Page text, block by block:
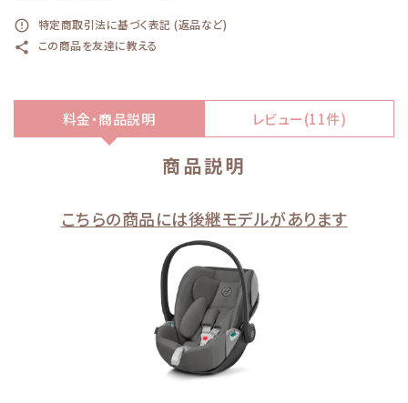
error_outline 特定商取引法に基づく表記 (返品など)
share この商品を友達に教える
料金・商品説明 レビュー(11件)
商品説明
こちらの商品には後継モデルがあります